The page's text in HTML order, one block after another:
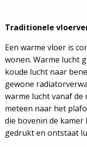
Traditionele
Een warme vloer is
wonen. Warme lucht
koude lucht naar
gewone
warme lucht vanaf de
meteen naar het
die bovenin de
gedrukt en ontstaat